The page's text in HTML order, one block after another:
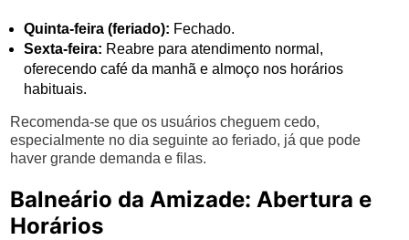
Quinta-feira (feriado): Fechado.
Sexta-feira: Reabre para atendimento normal,
oferecendo café da manhã e almoço nos horários
habituais.
Recomenda-se que os usuários cheguem cedo,
especialmente no dia seguinte ao feriado, já que pode
haver grande demanda e filas.
Balneário da Amizade: Abertura e
Horários